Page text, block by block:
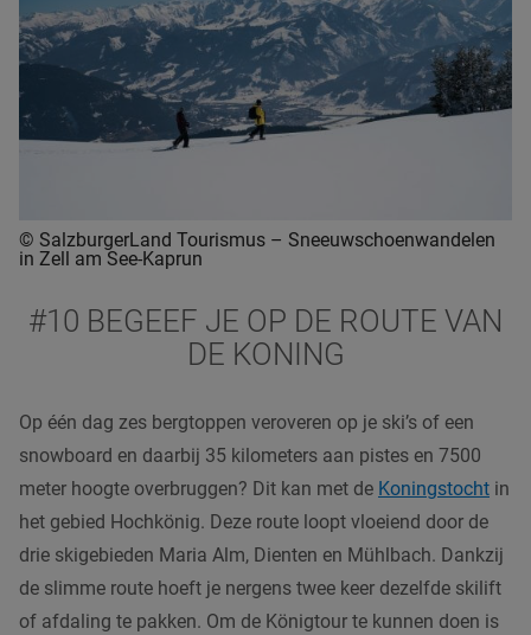
© SalzburgerLand Tourismus – Sneeuwschoenwandelen
in Zell am See-Kaprun
#10 BEGEEF JE OP DE ROUTE VAN
DE KONING
Op één dag zes bergtoppen veroveren op je ski’s of een
snowboard en daarbij 35 kilometers aan pistes en 7500
meter hoogte overbruggen? Dit kan met de Koningstocht in
het gebied Hochkönig. Deze route loopt vloeiend door de
drie skigebieden Maria Alm, Dienten en Mühlbach. Dankzij
de slimme route hoeft je nergens twee keer dezelfde skilift
of afdaling te pakken. Om de Königtour te kunnen doen is